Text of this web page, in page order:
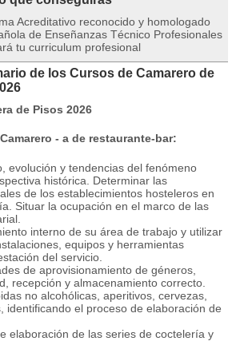
Acreditativo reconocido y homologado
de Enseñanzas Técnico Profesionales
tu curriculum profesional
de los Cursos de Camarero de
- a de restaurante-bar:
evolución y tendencias del fenómeno
histórica. Determinar las
de los establecimientos hosteleros en
Situar la ocupación en el marco de las
interno de su área de trabajo y utilizar
equipos y herramientas
del servicio.
de aprovisionamiento de géneros,
recepción y almacenamiento correcto.
no alcohólicas, aperitivos, cervezas,
identificando el proceso de elaboración de
elaboración de las series de coctelería y